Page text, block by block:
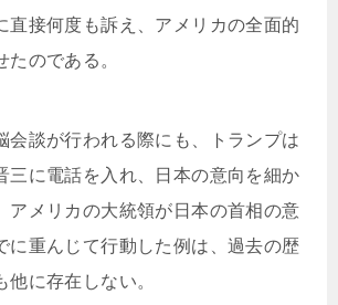
直接何度も訴え、アメリカの全面的
たのである。
会談が行われる際にも、トランプは
三に電話を入れ、日本の意向を細か
アメリカの大統領が日本の首相の意
に重んじて行動した例は、過去の歴
他に存在しない。